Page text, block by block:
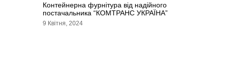
Контейнерна фурнітура від надійного
постачальника “КОМТРАНС УКРАЇНА”
9 Квітня, 2024